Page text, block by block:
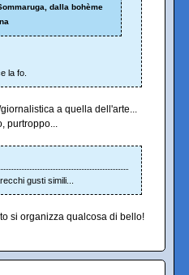
dalla bohème
la fo.
a quella dell'arte...
purtroppo...
gusti simili...
si organizza qualcosa di bello!